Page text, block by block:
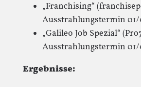
„Franchising“
Ausstrahlungstermin
„Galileo Job Spezial“
Ausstrahlungstermin
Ergebnisse: